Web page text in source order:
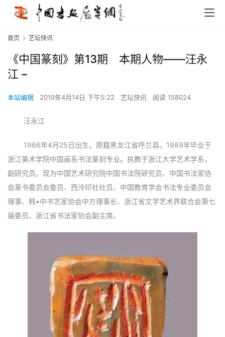
首页 艺坛快讯
《中国篆刻》第13期 本期人物——汪永
江 –
本站编辑 2019年4月14日 下午5:22 艺坛快讯 阅读 158024
汪永江
1966年4月25日出生，原籍黑龙江省呼兰县。1989年毕业于
浙江美术学院中国画系书法篆刻专业。执教于浙江大学艺术学系，
副研究员。现为中国艺术研究院中国书法院研究员、中国书法家协
会篆书委员会委员、西泠印社社员、中国教育学会书法专业委员会
理事、韩•中书艺家协会中方理事长、浙江省文学艺术界联合会第七
届委员、浙江省书法家协会副主席。